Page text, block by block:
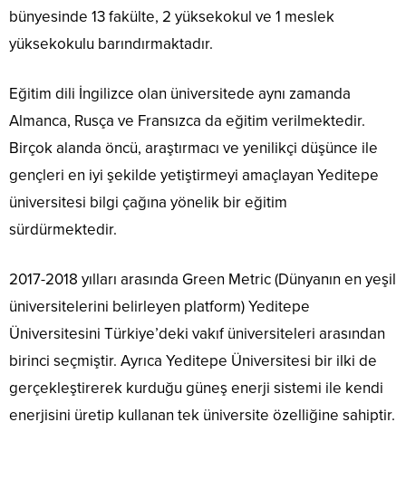
bünyesinde 13 fakülte, 2 yüksekokul ve 1 meslek
yüksekokulu barındırmaktadır.
Eğitim dili İngilizce olan üniversitede aynı zamanda
Almanca, Rusça ve Fransızca da eğitim verilmektedir.
Birçok alanda öncü, araştırmacı ve yenilikçi düşünce ile
gençleri en iyi şekilde yetiştirmeyi amaçlayan Yeditepe
üniversitesi bilgi çağına yönelik bir eğitim
sürdürmektedir.
2017-2018 yılları arasında Green Metric (Dünyanın en yeşil
üniversitelerini belirleyen platform) Yeditepe
Üniversitesini Türkiye’deki vakıf üniversiteleri arasından
birinci seçmiştir. Ayrıca Yeditepe Üniversitesi bir ilki de
gerçekleştirerek kurduğu güneş enerji sistemi ile kendi
enerjisini üretip kullanan tek üniversite özelliğine sahiptir.